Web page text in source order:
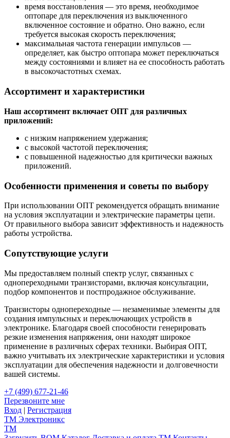
время восстановления — это время, необходимое
оптопаре для переключения из выключенного
включенное состояние и обратно. Оно важно, если
требуется высокая скорость переключения;
максимальная частота генерации импульсов —
определяет, как быстро оптопара может переключаться
между состояниями и влияет на ее способность работать
в высокочастотных схемах.
Ассортимент и характеристики
Наш ассортимент включает ОПТ для различных
приложений:
с низким напряжением удержания;
с высокой частотой переключения;
с повышенной надежностью для критически важных
приложений.
Особенности применения и советы по выбору
При использовании ОПТ рекомендуется обращать внимание
на условия эксплуатации и электрические параметры цепи.
От правильного выбора зависит эффективность и надежность
работы устройства.
Сопутствующие услуги
Мы предоставляем полный спектр услуг, связанных с
однопереходными транзисторами, включая консультации,
подбор компонентов и постпродажное обслуживание.
Транзисторы однопереходные — незаменимые элементы для
создания импульсных и переключающих устройств в
электронике. Благодаря своей способности генерировать
резкие изменения напряжения, они находят широкое
применение в различных сферах техники. Выбирая ОПТ,
важно учитывать их электрические характеристики и условия
эксплуатации для обеспечения надежности и долговечности
вашей системы.
+7 (499) 677-21-46
Перезвоните мне
Вход | Регистрация
TM Электроникс
TM